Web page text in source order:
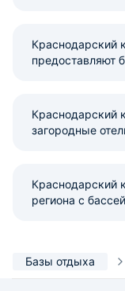
Краснодарский
предоставляют
Краснодарский
загородные
Краснодарский
региона с
Базы отдыха